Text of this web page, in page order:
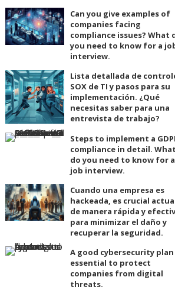
Can you give examples of
companies facing
compliance issues? What
you need to know for a
interview.
Lista detallada de
SOX de TI y pasos para su
implementación. ¿Qué
necesitas saber para una
entrevista de trabajo?
Steps to implement a
compliance in detail. What
do you need to know for a
job interview.
Cuando una empresa es
hackeada, es crucial
de manera rápida y
para minimizar el daño y
recuperar la seguridad.
A good cybersecurity plan
essential to protect
companies from digital
threats.